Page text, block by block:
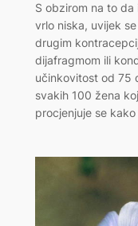
S obzirom na to
vrlo niska, uvijek
drugim
dijafragmom ili
učinkovitost od 75
svakih 100 žena
procjenjuje se